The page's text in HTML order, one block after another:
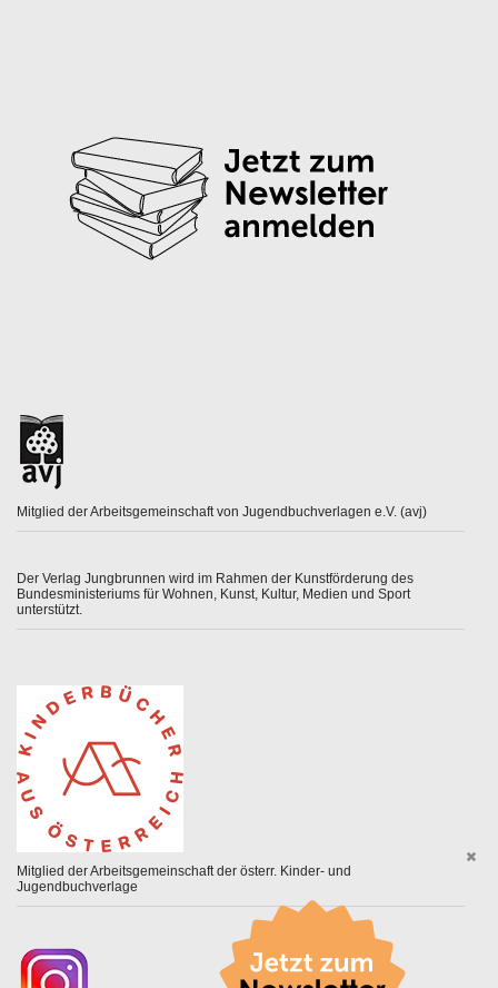
Mitglied der Arbeitsgemeinschaft von Jugendbuchverlagen e.V. (avj)
Der Verlag Jungbrunnen wird im Rahmen der Kunstförderung des
Bundesministeriums für Wohnen, Kunst, Kultur, Medien und Sport
unterstützt.
Mitglied der Arbeitsgemeinschaft der österr. Kinder- und
Jugendbuchverlage